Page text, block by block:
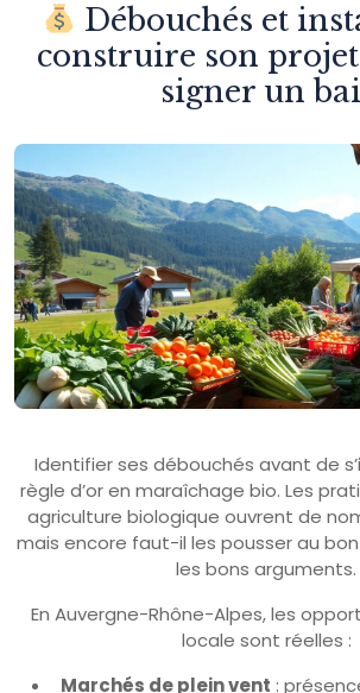
Débouchés et
construire son
signer un
Identifier ses débouchés avant de
règle d’or en maraîchage bio. Les
agriculture biologique ouvrent de
mais encore faut-il les pousser au
les bons arguments.
En Auvergne-Rhône-Alpes, les
locale sont réelles :
Marchés de plein vent :